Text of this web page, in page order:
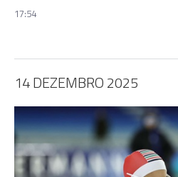
17:54
14 DEZEMBRO 2025